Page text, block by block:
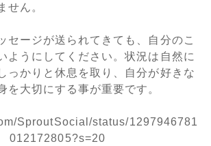
せん。
セージが送られてきても、自分のこ
ようにしてください。状況は自然に
っかりと休息を取り、自分が好きな
を大切にする事が重要です。
SproutSocial/status/1297946781
012172805?s=20